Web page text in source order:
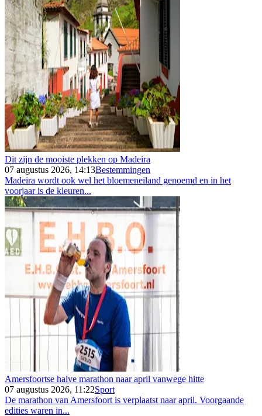
Dit zijn de mooiste plekken op Madeira
07 augustus 2026, 14:13Bestemmingen
Madeira wordt ook wel het bloemeneiland genoemd en in het
voorjaar is de kleuren...
Amersfoortse halve marathon naar april vanwege hitte
07 augustus 2026, 11:22Sport
De marathon van Amersfoort is verplaatst naar april. Voorgaande
edities waren in...